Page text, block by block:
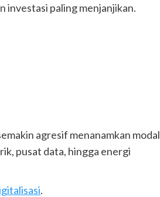
investasi paling menjanjikan.
agresif menanamkan modal
pusat data, hingga energi
.